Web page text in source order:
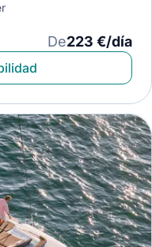
De223 €/día